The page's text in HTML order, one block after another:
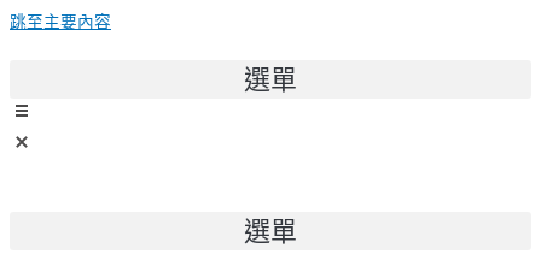
跳至主要內容
選單
選單